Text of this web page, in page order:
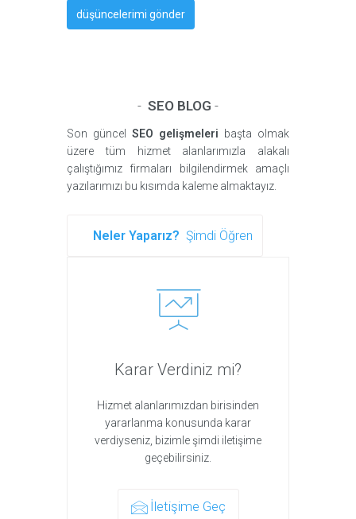
- SEO BLOG -
Son güncel SEO gelişmeleri başta olmak
üzere tüm hizmet alanlarımızla alakalı
çalıştığımız firmaları bilgilendirmek amaçlı
yazılarımızı bu kısımda kaleme almaktayız.
Neler Yaparız? Şimdi Öğren
Karar Verdiniz mi?
Hizmet alanlarımızdan birisinden
yararlanma konusunda karar
verdiyseniz, bizimle şimdi iletişime
geçebilirsiniz.
İletişime Geç